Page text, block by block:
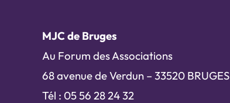
MJC de Bruges
Au Forum des Associations
68 avenue de Verdun – 33520 BRUGES
Tél : 05 56 28 24 32